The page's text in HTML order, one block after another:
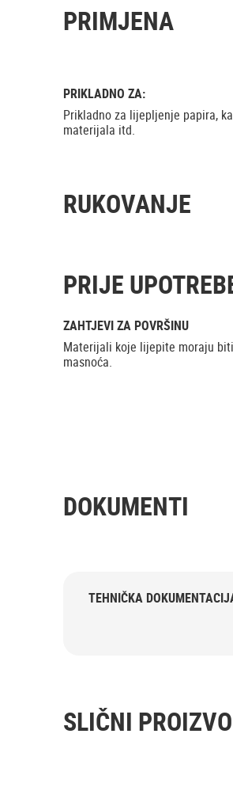
PRIMJENA
PRIKLADNO ZA:
Prikladno za lijepljenje papira,
materijala itd.
RUKOVANJE
PRIJE
ZAHTJEVI ZA POVRŠINU
Materijali koje lijepite moraju
masnoća.
DOKUMENTI
TEHNIČKA
SLIČNI